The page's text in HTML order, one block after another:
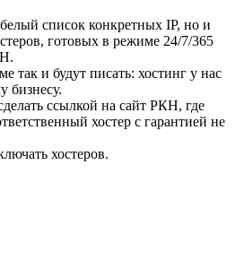
список конкретных IP, но и
готовых в режиме 24/7/365
так и будут писать: хостинг у нас
бизнесу.
ссылкой на сайт РКН, где
хостер с гарантией не
хостеров.